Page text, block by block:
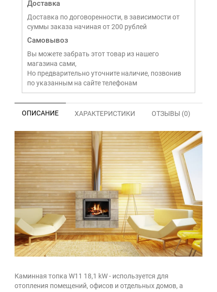
Доставка
Доставка по договоренности, в зависимости от
суммы заказа начиная от 200 рублей
Самовывоз
Вы можете забрать этот товар из нашего
магазина сами,
Но предварительно уточните наличие, позвонив
по указанным на сайте телефонам
ОПИСАНИЕ ХАРАКТЕРИСТИКИ ОТЗЫВЫ (0)
Каминная топка W11 18,1 kW - используется для
отопления помещений, офисов и отдельных домов, а